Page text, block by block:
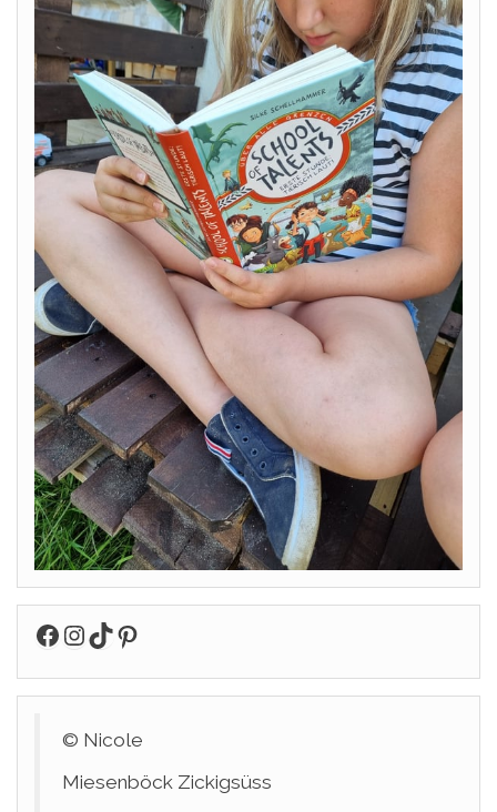
Facebook
Instagram
TikTok
Pinterest
© Nicole
Miesenböck Zickigsüss